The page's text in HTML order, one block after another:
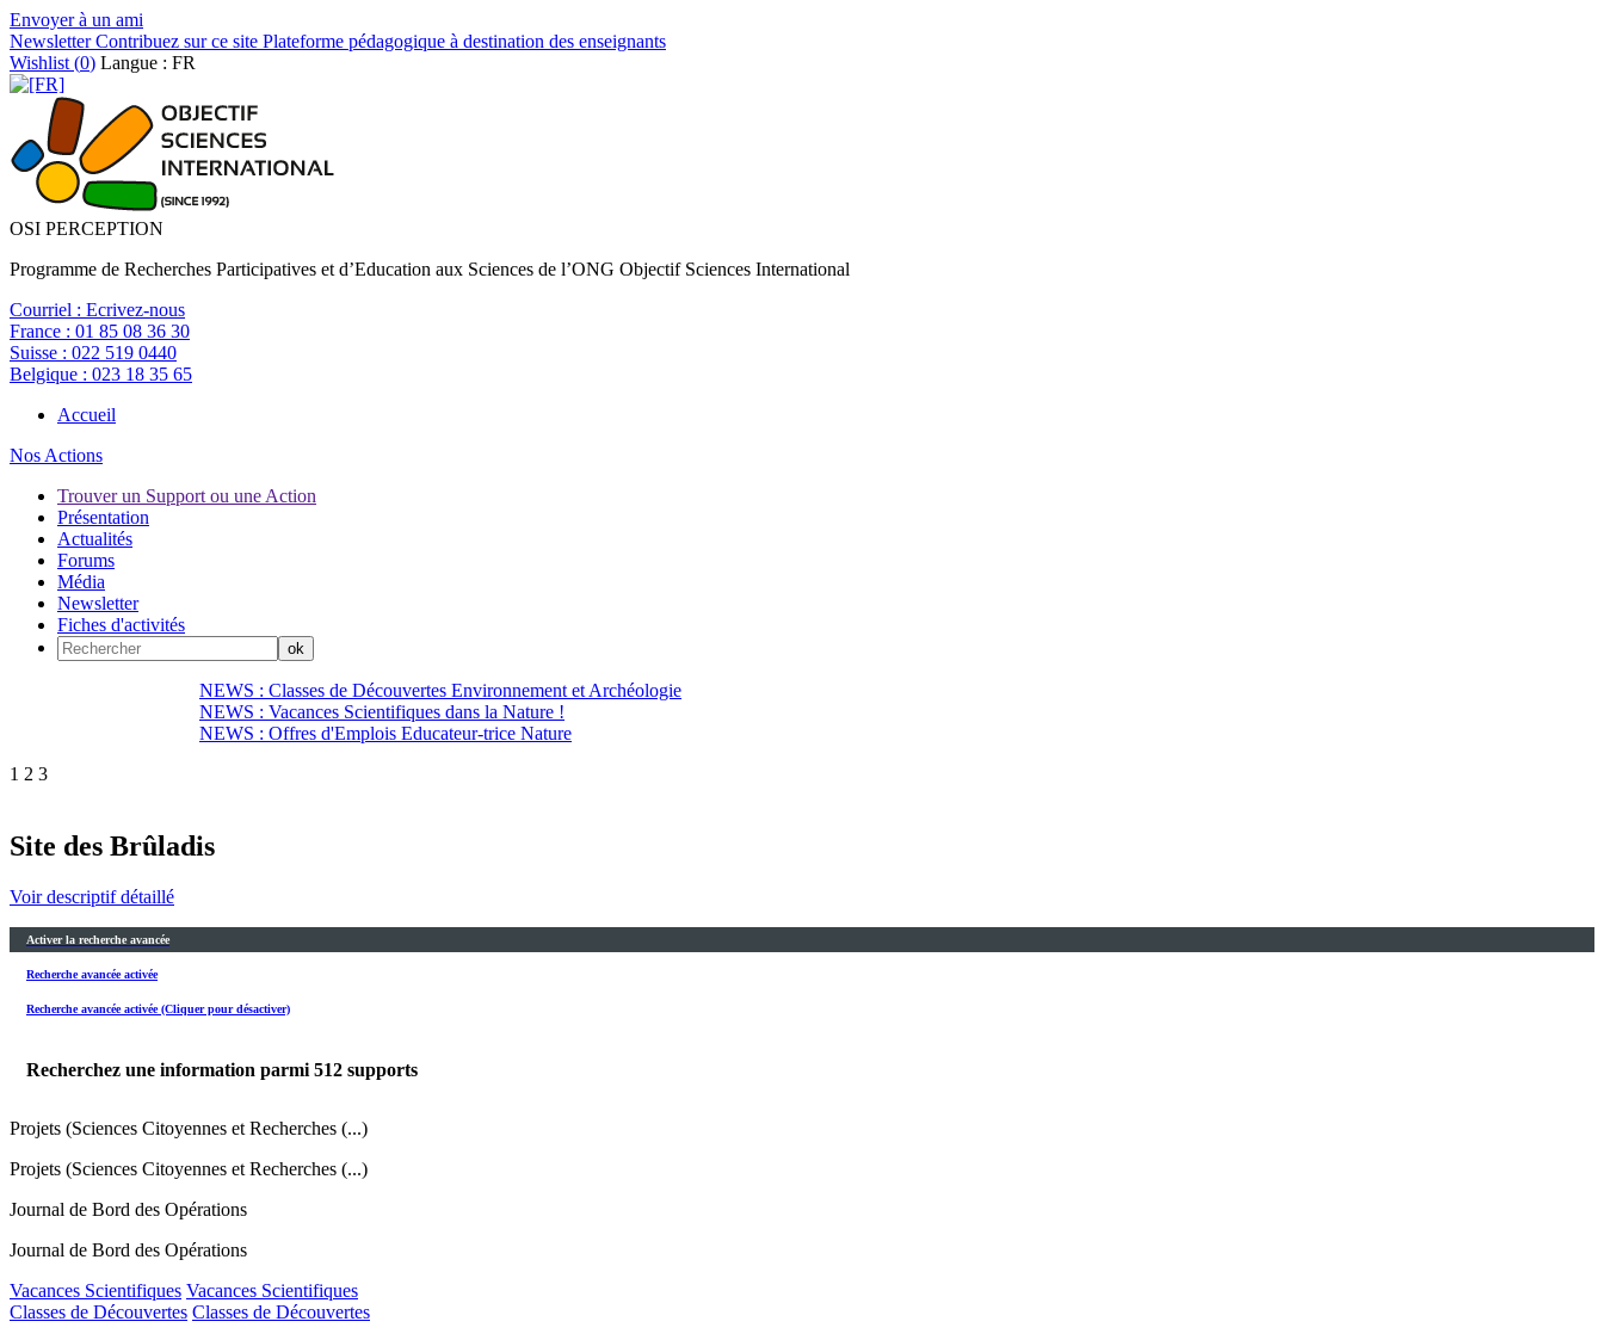
Envoyer à un ami
NewsletterContribuez sur ce site Plateforme pédagogique à destination des enseignants
Wishlist (0) Langue : FR
OSI PERCEPTION
Programme de Recherches Participatives et d’Education aux Sciences de l’ONG Objectif Sciences International
Courriel : Ecrivez-nous
France : 01 85 08 36 30
Suisse : 022 519 0440
Belgique : 023 18 35 65
Accueil
Nos Actions
Trouver un Support ou une Action
Présentation
Actualités
Forums
Média
Newsletter
Fiches d'activités
NEWS : Classes de Découvertes Environnement et Archéologie
NEWS : Vacances Scientifiques dans la Nature !
NEWS : Offres d'Emplois Educateur-trice Nature
1 2 3
Site des Brûladis
Voir descriptif détaillé
Activer la recherche avancée
Recherche avancée activée
Recherche avancée activée (Cliquer pour désactiver)
Recherchez une information parmi 512 supports
Projets (Sciences Citoyennes et Recherches (...)
Projets (Sciences Citoyennes et Recherches (...)
Journal de Bord des Opérations
Journal de Bord des Opérations
Vacances Scientifiques Vacances Scientifiques
Classes de Découvertes Classes de Découvertes